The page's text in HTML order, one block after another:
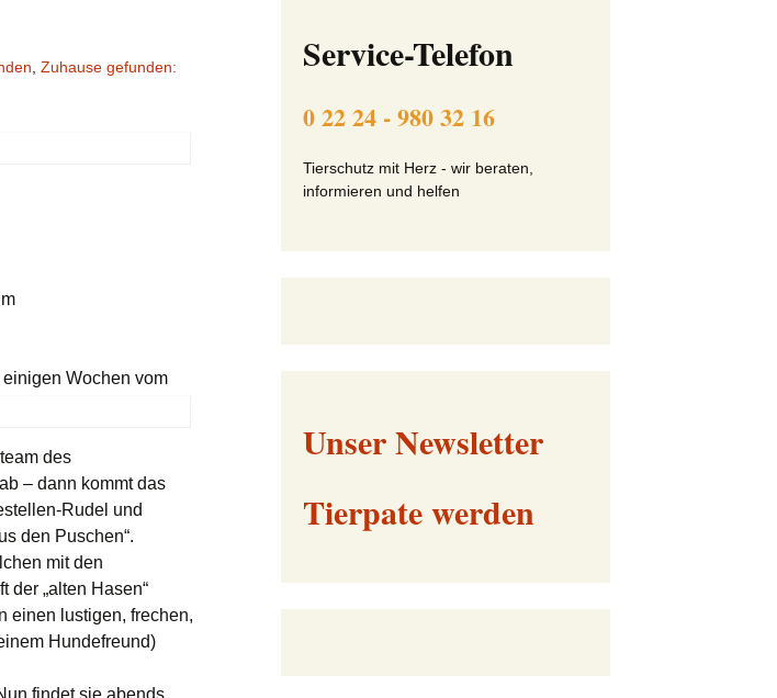
Unsere Unterstützer
Meldungen
Hilfe für Katzenhalter
Tier-Patenschaft-
Aktive Mitarbeit
Zuhause gefunden:
Wochen vom
des
– dann kommt das
Rudel und
den Puschen“.
mit den
der „alten Hasen“
einen lustigen, frechen,
Hundefreund)
findet sie abends
Service-Telefon
0 22 24 - 980 32 16
Tierschutz mit Herz - wir beraten,
informieren und helfen
Unser Newsletter
Tierpate werden